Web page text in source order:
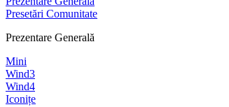
Presetări Comunitate
Prezentare Generală
Mini
Wind3
Wind4
Iconițe